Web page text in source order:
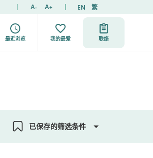
A- A+ EN 繁
最近浏览 我的最爱 联络
已保存的筛选条件